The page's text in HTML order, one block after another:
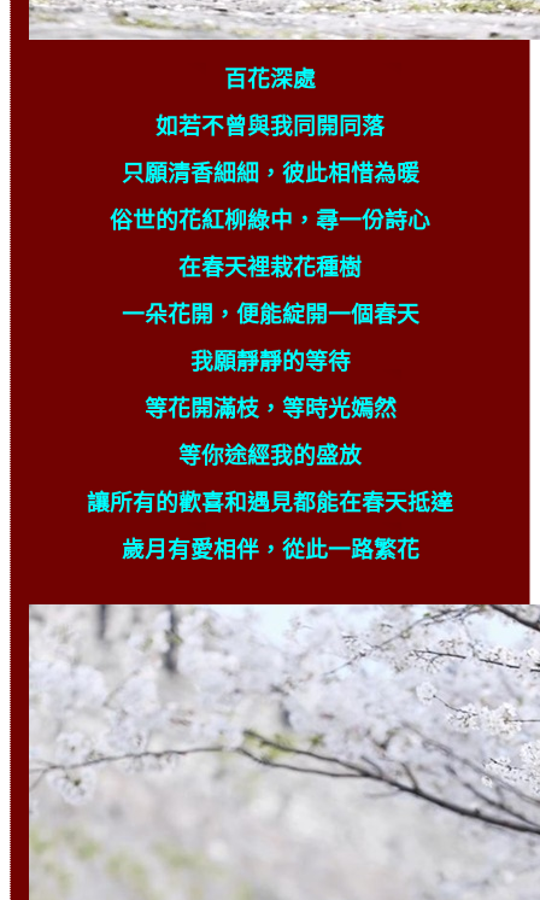
百花深處
如若不曾與我同開同落
只願清香細細，彼此相惜為暖
俗世的花紅柳綠中，尋一份詩心
在春天裡栽花種樹
一朵花開，便能綻開一個春天
我願靜靜的等待
等花開滿枝，等時光嫣然
等你途經我的盛放
讓所有的歡喜和遇見都能在春天抵達
歲月有愛相伴，從此一路繁花